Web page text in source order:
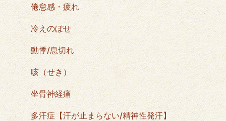
倦怠感・疲れ
冷えのぼせ
動悸/息切れ
咳（せき）
坐骨神経痛
多汗症【汗が止まらない/精神性発汗】